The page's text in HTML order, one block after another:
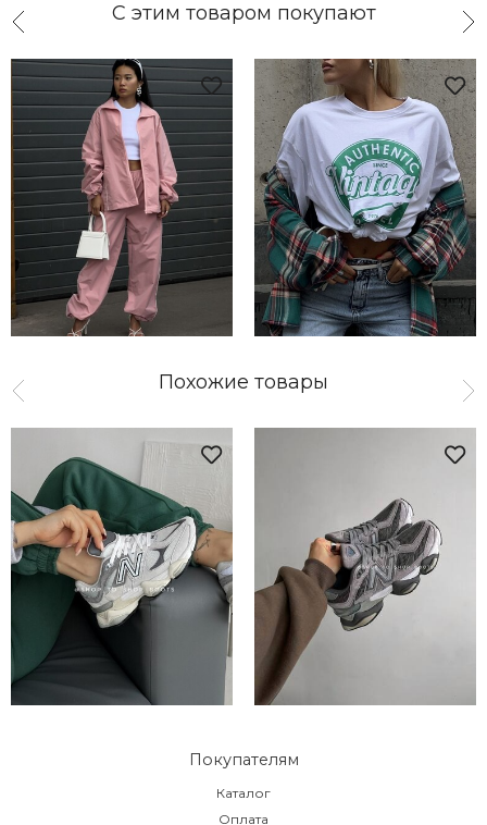
С этим товаром покупают
Похожие товары
Покупателям
Каталог
Оплата